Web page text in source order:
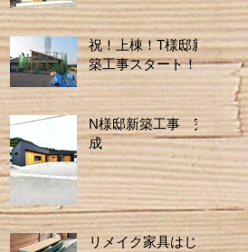
祝！上棟！T様邸新
築工事スタート！
N様邸新築工事 完
成
リメイク家具はじ